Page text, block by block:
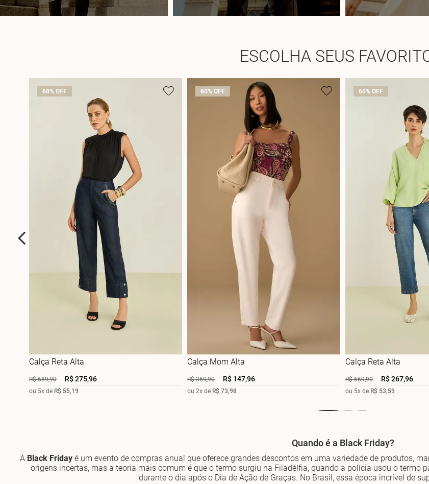
ESCOLHA SEUS
60% OFF
Calça Reta Alta
R$ 689,90 R$275,96
ou 5x de R$ 55,19
60% OFF
Calça Mom Alta
R$ 369,90 R$ 147,96
ou 2x de R$ 73,98
60% OFF
Calça Reta Alta
R$ 669,90 R$267,96
ou 5x de R$ 53,59
Quando é a Black Friday?
A Black Friday é um evento de compras anual que oferece grandes descontos em uma variedade de produtos,
origens incertas, mas a teoria mais comum é que o termo surgiu na Filadélfia, quando a polícia usou o termo
durante o dia após o Dia de Ação de Graças. No Brasil, essa época incrível de